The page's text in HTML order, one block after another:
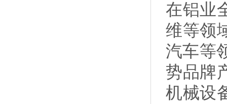
在铝业
维等领
汽车等
势品牌
机械设